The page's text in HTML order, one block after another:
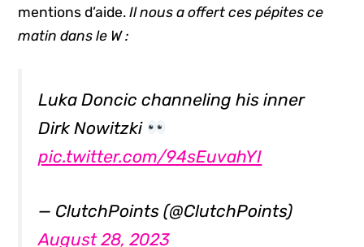
mentions d’aide.Il nous a offert ces pépites ce
matin dans le W :
Luka Doncic channeling his inner
Dirk Nowitzki
pic.twitter.com/94sEuvahYI
— ClutchPoints (@ClutchPoints)
August 28, 2023